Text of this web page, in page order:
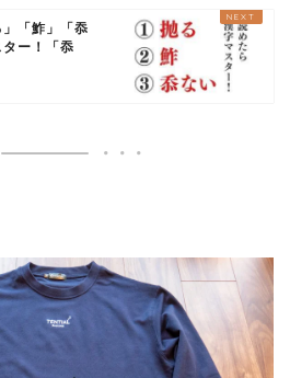
」「鮓」「忝
ー！「忝